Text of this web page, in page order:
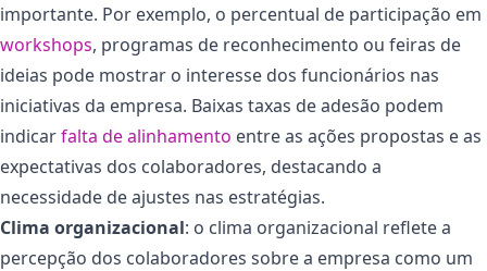
importante. Por exemplo, o percentual de participação em
workshops, programas de reconhecimento ou feiras de
ideias pode mostrar o interesse dos funcionários nas
iniciativas da empresa. Baixas taxas de adesão podem
indicarfalta de alinhamento entre as ações propostas e as
expectativas dos colaboradores, destacando a
necessidade de ajustes nas estratégias.
Clima organizacional: o clima organizacional reflete a
percepção dos colaboradores sobre a empresa como um